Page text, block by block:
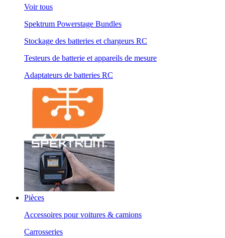
Voir tous
Spektrum Powerstage Bundles
Stockage des batteries et chargeurs RC
Testeurs de batterie et appareils de mesure
Adaptateurs de batteries RC
Pièces
Accessoires pour voitures & camions
Carrosseries